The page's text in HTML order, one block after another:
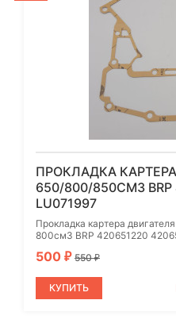
ПРОКЛАДКА КАРТЕРА
650/800/850СМ3 BRP
LU071997
Прокладка картера
800см3 BRP 420651220
500 ₽ 550₽
КУПИТЬ